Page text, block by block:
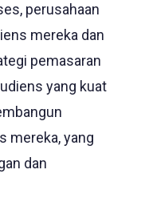
perusahaan
mereka dan
pemasaran
yang kuat
mereka, yang
dan